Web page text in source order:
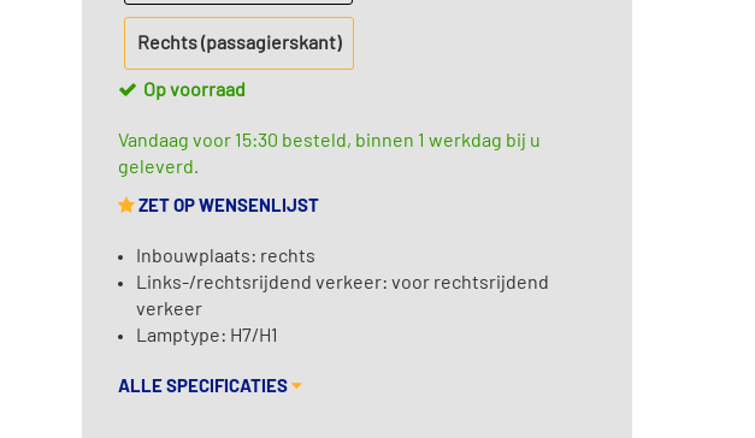
Rechts (passagierskant)
Op voorraad
Vandaag voor 15:30 besteld, binnen 1 werkdag bij u
geleverd.
ZET OP WENSENLIJST
Inbouwplaats: rechts
Links-/rechtsrijdend verkeer: voor rechtsrijdend
verkeer
Lamptype: H7/H1
ALLE SPECIFICATIES